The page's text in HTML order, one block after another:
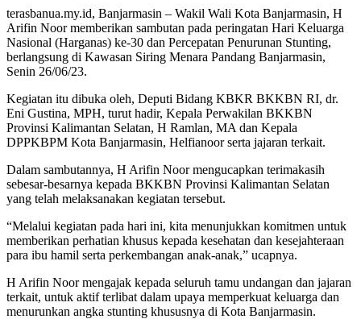
terasbanua.my.id, Banjarmasin – Wakil Wali Kota Banjarmasin, H
Arifin Noor memberikan sambutan pada peringatan Hari Keluarga
Nasional (Harganas) ke-30 dan Percepatan Penurunan Stunting,
berlangsung di Kawasan Siring Menara Pandang Banjarmasin,
Senin 26/06/23.
Kegiatan itu dibuka oleh, Deputi Bidang KBKR BKKBN RI, dr.
Eni Gustina, MPH, turut hadir, Kepala Perwakilan BKKBN
Provinsi Kalimantan Selatan, H Ramlan, MA dan Kepala
DPPKBPM Kota Banjarmasin, Helfianoor serta jajaran terkait.
Dalam sambutannya, H Arifin Noor mengucapkan terimakasih
sebesar-besarnya kepada BKKBN Provinsi Kalimantan Selatan
yang telah melaksanakan kegiatan tersebut.
“Melalui kegiatan pada hari ini, kita menunjukkan komitmen untuk
memberikan perhatian khusus kepada kesehatan dan kesejahteraan
para ibu hamil serta perkembangan anak-anak,” ucapnya.
H Arifin Noor mengajak kepada seluruh tamu undangan dan jajaran
terkait, untuk aktif terlibat dalam upaya memperkuat keluarga dan
menurunkan angka stunting khususnya di Kota Banjarmasin.